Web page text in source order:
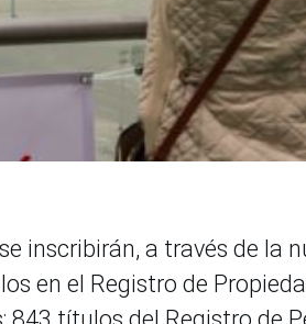
inscribirán, a través de la
en el Registro de